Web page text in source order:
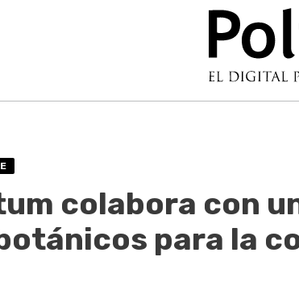
colabora con
para la